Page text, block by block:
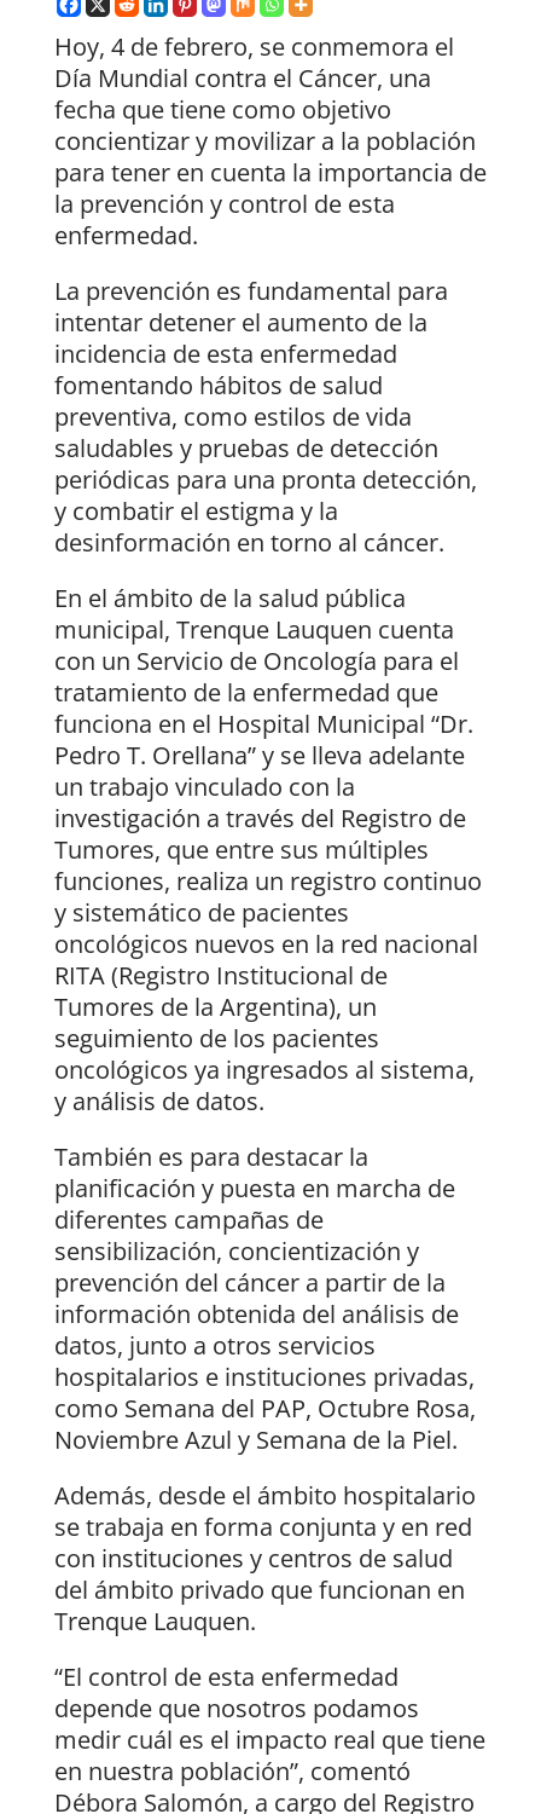
Hoy, 4 de febrero, se conmemora el
Día Mundial contra el Cáncer, una
fecha que tiene como objetivo
concientizar y movilizar a la población
para tener en cuenta la importancia de
la prevención y control de esta
enfermedad.
La prevención es fundamental para
intentar detener el aumento de la
incidencia de esta enfermedad
fomentando hábitos de salud
preventiva, como estilos de vida
saludables y pruebas de detección
periódicas para una pronta detección,
y combatir el estigma y la
desinformación en torno al cáncer.
En el ámbito de la salud pública
municipal, Trenque Lauquen cuenta
con un Servicio de Oncología para el
tratamiento de la enfermedad que
funciona en el Hospital Municipal “Dr.
Pedro T. Orellana” y se lleva adelante
un trabajo vinculado con la
investigación a través del Registro de
Tumores, que entre sus múltiples
funciones, realiza un registro continuo
y sistemático de pacientes
oncológicos nuevos en la red nacional
RITA (Registro Institucional de
Tumores de la Argentina), un
seguimiento de los pacientes
oncológicos ya ingresados al sistema,
y análisis de datos.
También es para destacar la
planificación y puesta en marcha de
diferentes campañas de
sensibilización, concientización y
prevención del cáncer a partir de la
información obtenida del análisis de
datos, junto a otros servicios
hospitalarios e instituciones privadas,
como Semana del PAP, Octubre Rosa,
Noviembre Azul y Semana de la Piel.
Además, desde el ámbito hospitalario
se trabaja en forma conjunta y en red
con instituciones y centros de salud
del ámbito privado que funcionan en
Trenque Lauquen.
“El control de esta enfermedad
depende que nosotros podamos
medir cuál es el impacto real que tiene
en nuestra población”, comentó
Débora Salomón, a cargo del Registro